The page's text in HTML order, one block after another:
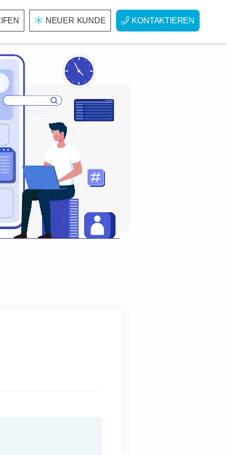
NEUER KUNDE KONTAKTIEREN